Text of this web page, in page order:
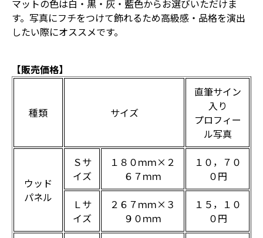
マットの色は白・黒・灰・藍色からお選びいただけま
す。写真にフチをつけて飾れるため高級感・品格を演出
したい際にオススメです。
【販売価格】
種類 サイズ
直筆サイン
入り
プロフィー
ル写真
ウッド
パネル
Ｓサ
イズ
１８０ｍｍ×２
６７ｍｍ
１０，７０
０円
Ｌサ
イズ
２６７ｍｍ×３
９０ｍｍ
１５，１０
０円